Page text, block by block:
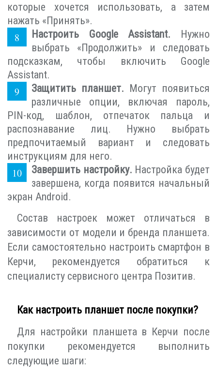
которые хочется использовать, а затем
нажать «Принять».
Настроить Google Assistant. Нужно
выбрать «Продолжить» и следовать
подсказкам, чтобы включить Google
Assistant.
Защитить планшет. Могут появиться
различные опции, включая пароль,
PIN-код, шаблон, отпечаток пальца и
распознавание лиц. Нужно выбрать
предпочитаемый вариант и следовать
инструкциям для него.
Завершить настройку. Настройка будет
завершена, когда появится начальный
экран Android.
Состав настроек может отличаться в
зависимости от модели и бренда планшета.
Если самостоятельно настроить смартфон в
Керчи, рекомендуется обратиться к
специалисту сервисного центра Позитив.
Как настроить планшет после покупки?
Для настройки планшета в Керчи после
покупки рекомендуется выполнить
следующие шаги: